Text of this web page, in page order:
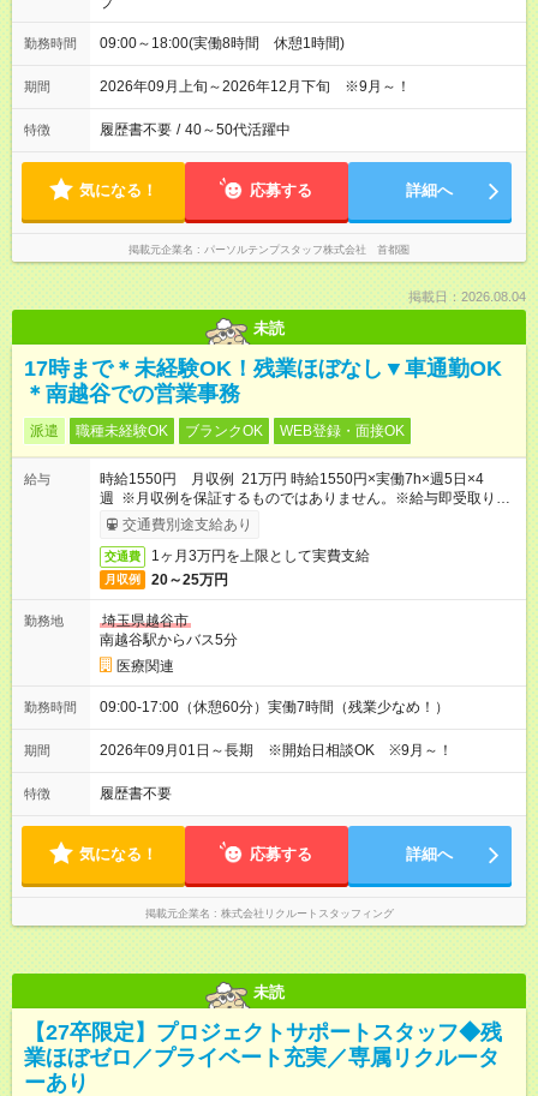
勤務時間 09:00～18:00(実働8時間 休憩1時間)
期間 2026年09月上旬～2026年12月下旬 ※9月～！
特徴 履歴書不要 / 40～50代活躍中
気になる！ 応募する 詳細へ
掲載元企業名 パーソルテンプスタッフ株式会社 首都圏
掲載日：2026.08.04
未読
17時まで＊未経験OK！残業ほぼなし▼車通勤OK
＊南越谷での営業事務
派遣 職種未経験OK ブランクOK WEB登録・面接OK
給与
時給1550円 月収例 21万円 時給1550円×実働7h×週5日×4
週 ※月収例を保証するものではありません。※給与即受取りサ
ービス利用可（利用条件有）
交通費別途支給あり
交通費 1ヶ月3万円を上限として実費支給
月収例 20～25万円
勤務地
埼玉県越谷市
南越谷駅からバス5分
医療関連
勤務時間 09:00-17:00（休憩60分）実働7時間（残業少なめ！）
期間 2026年09月01日～長期 ※開始日相談OK ※9月～！
特徴 履歴書不要
気になる！ 応募する 詳細へ
掲載元企業名 株式会社リクルートスタッフィング
未読
【27卒限定】プロジェクトサポートスタッフ◆残
業ほぼゼロ／プライベート充実／専属リクルータ
ーあり